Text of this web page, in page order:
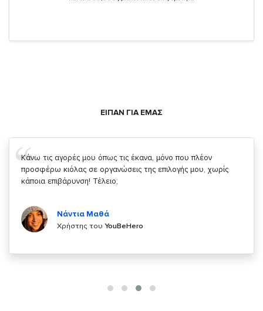
ΕΙΠΑΝ ΓΙΑ ΕΜΑΣ
Σας ευχαριστώ που μας δίνετε την δυνατότητα να κάνουμε
κάτι!
Χρήστης τουYouBeHero